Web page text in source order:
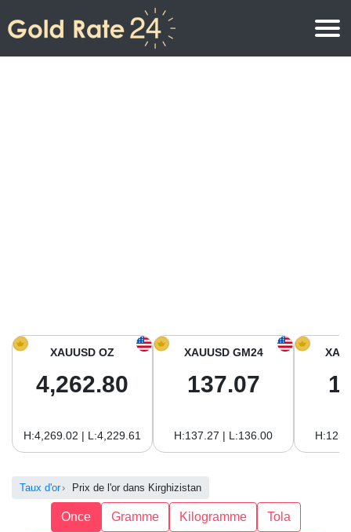
Prix de l’or aujourd’hui en Amérique du Sud
XAUUSD OZ
4,262.80
H:4,269.02 | L:4,229.61
XAUUSD GM24
137.07
H:137.27 | L:136.00
Taux d'or Prix de l'or dans Kirghizistan
Once Gramme Kilogramme Tola